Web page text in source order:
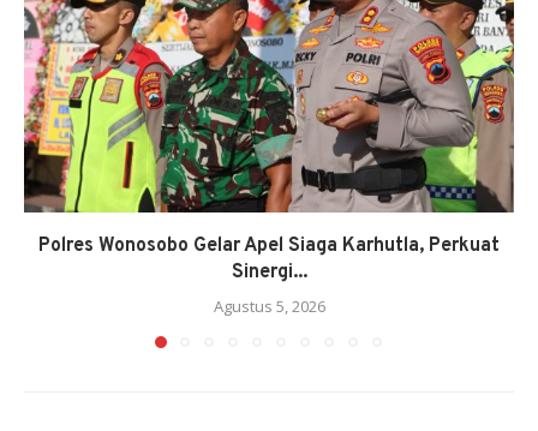
Polres Wonosobo Gelar Apel Siaga Karhutla, Perkuat
Sinergi...
Agustus 5, 2026